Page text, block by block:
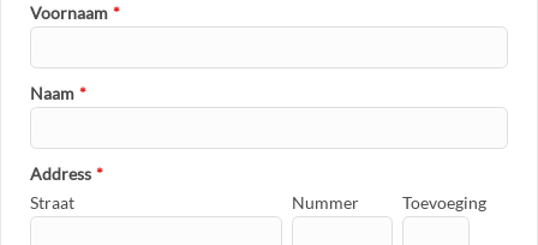
Voornaam *
Naam *
Address *
Straat
Nummer Toevoeging